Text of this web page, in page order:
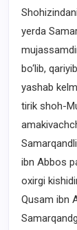
yerda
bo‘lib,
yashab
tirik shoh-
ibn Abbos
oxirgi
Qusam ibn